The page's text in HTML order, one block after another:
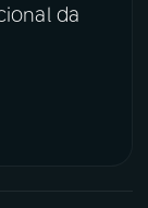
da